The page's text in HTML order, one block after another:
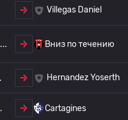
Villegas Daniel
Вниз по течению
Hernandez Yoserth
Cartagines